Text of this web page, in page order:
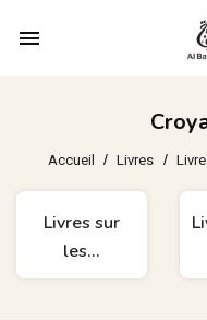
menu
Accueil Livres
Livres sur
les...